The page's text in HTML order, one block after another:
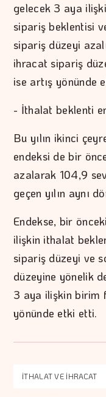
gelecek 3 aya
sipariş beklentisi
sipariş düzeyi
ihracat sipariş
ise artış yönünde
- İthalat beklenti
Bu yılın ikinci
endeksi de bir
azalarak 104,9
geçen yılın aynı
Endekse, bir
ilişkin ithalat
sipariş düzeyi ve
düzeyine yönelik
3 aya ilişkin birim
yönünde etki etti.
İTHALAT VE İHRACAT